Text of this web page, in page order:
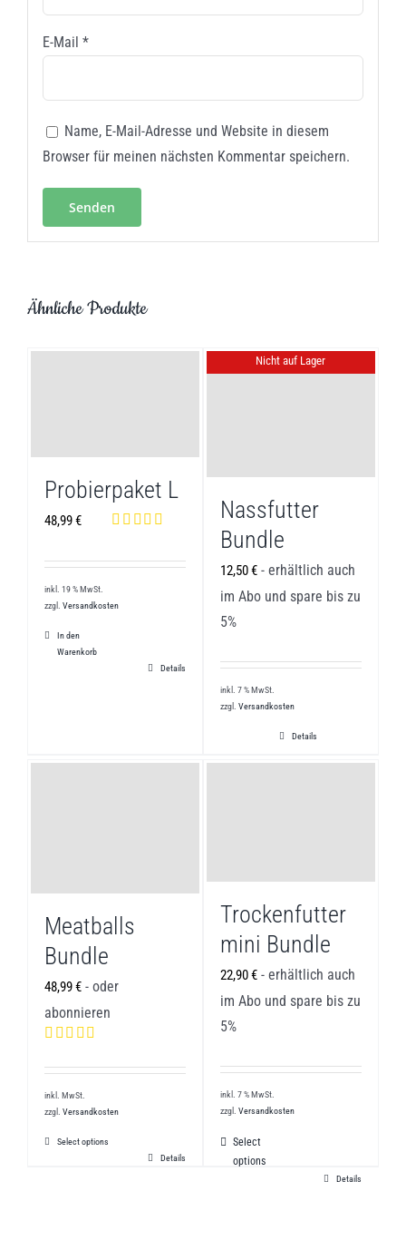
E-Mail *
Name, E-Mail-Adresse und Website in diesem
Browser für meinen nächsten Kommentar speichern.
Ähnliche Produkte
Probierpaket L
48,99€
inkl. 19 % MwSt.
zzgl. Versandkosten
In den
Warenkorb
Details
Nicht auf Lager
Nassfutter
Bundle
12,50€ - erhältlich auch
im Abo und spare bis zu
5%
inkl. 7 % MwSt.
zzgl. Versandkosten
Details
Meatballs
Bundle
5.00von 5
48,99€ - oder
abonnieren
inkl. MwSt.
zzgl. Versandkosten
Select options
Details
Trockenfutter
mini Bundle
22,90€ - erhältlich auch
im Abo und spare bis zu
5%
inkl. 7 % MwSt.
zzgl. Versandkosten
Select
options
Details